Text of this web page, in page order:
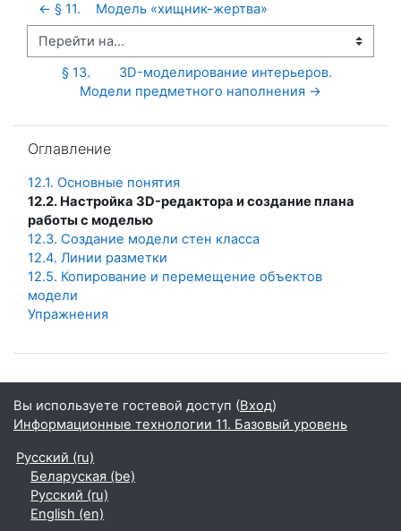
← § 11.	Модель «хищник-жертва»
Перейти на...
§ 13.	3D-моделирование интерьеров.
Модели предметного наполнения →
Оглавление
12.1. Основные понятия
12.2. Настройка 3D-редактора и создание плана
работы с моделью
12.3. Создание модели стен класса
12.4. Линии разметки
12.5. Копирование и перемещение объектов
модели
Упражнения
Вы используете гостевой доступ (Вход)
Информационные технологии 11. Базовый уровень
Русский ‎(ru)‎
Беларуская ‎(be)‎
Русский ‎(ru)‎
English ‎(en)‎